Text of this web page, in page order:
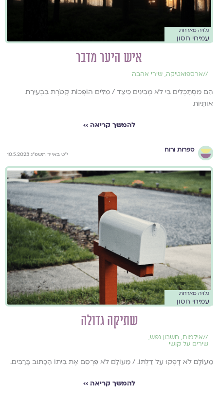
גלויה מארחת
עמיחי חסון
איש היער מדבר
//ארספואטיקה, שירי אהבה
הֵם מִסְתַּכְּלִים בִּי לֹא מְבִינִים כֵּיצַד / מִלִּים הוֹפְכוֹת קְטֹרֶת בִּבְעִירַת
אוֹתִיּוֹת
להמשך קריאה ››
ספרות ורוח
י״ט באייר תשפ״ג 10.5.2023
גלויה מארחת
עמיחי חסון
שתיקה גדולה
//אילמות, חשבון נפש,
שירים על קושי
מֵעוֹלָם לֹא דָּפְקוּ עַל דַּלְתּוֹ. / מֵעוֹלָם לֹא פִּרְסֵם אֶת בֵּיתוֹ הַכָּתוּב בָּרַבִּים.
להמשך קריאה ››